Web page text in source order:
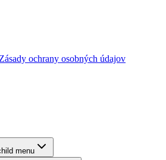
Zásady ochrany osobných údajov
menu